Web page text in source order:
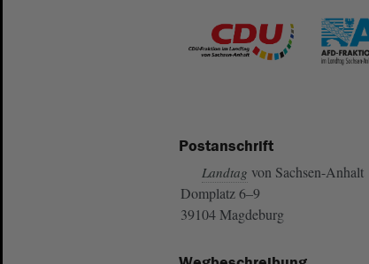
Postanschrift
Landtag von Sachsen-Anhalt
Domplatz 6–9
39104 Magdeburg